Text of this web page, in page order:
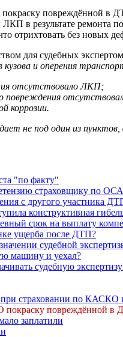
повреждённой в
ЛКП в результате
отрихтовать без новых
для судебных
и оперения
отсутствовало ЛКП;
повреждения
коррозии.
не под один из пунктов,
"по факту"
страховщику по
с другого участника
конструктивная
срок на выплату
ущерба после ДТП?
судебной
машину и уехал?
судебную
при страховании по
покраску повреждённой в
заплатили